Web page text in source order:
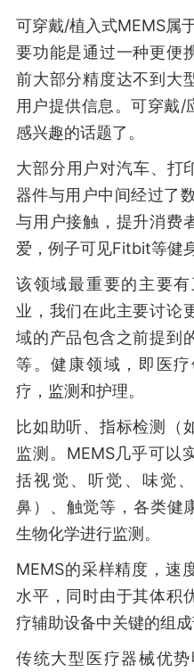
可穿戴/植入式MEMS属
要功能是通过一种更便
前大部分精度达不到大
用户提供信息。可穿戴/
感兴趣的话题了。
大部分用户对汽车、打
器件与用户中间经过了
与用户接触，提升消费
爱，例子可见Fitbit等健
该领域最重要的主要
业，我们在此主要讨论
域的产品包含之前提到
等。健康领域，即医
疗，监测和护理。
比如助听、指标检测（
监测。MEMS几乎可以
括视觉、听觉、味觉
鼻）、触觉等，各类健
生物化学进行监测。
MEMS的采样精度，速
水平，同时由于其体积
疗辅助设备中关键的组成
传统大型医疗器械优